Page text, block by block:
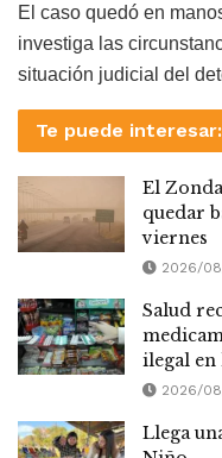
El caso quedó en
investiga las
situación judicial del
Te puede interesar:
El
quedar
viernes
2026/
Salud
ilegal
2026/
Llega